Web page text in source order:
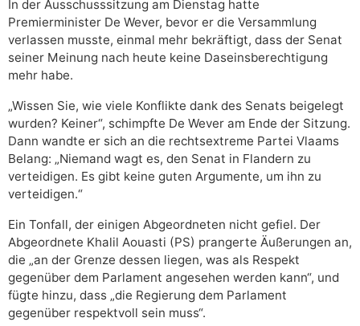
In der Ausschusssitzung am Dienstag hatte
Premierminister De Wever, bevor er die Versammlung
verlassen musste, einmal mehr bekräftigt, dass der Senat
seiner Meinung nach heute keine Daseinsberechtigung
mehr habe.
„Wissen Sie, wie viele Konflikte dank des Senats beigelegt
wurden? Keiner“, schimpfte De Wever am Ende der Sitzung.
Dann wandte er sich an die rechtsextreme Partei Vlaams
Belang: „Niemand wagt es, den Senat in Flandern zu
verteidigen. Es gibt keine guten Argumente, um ihn zu
verteidigen.“
Ein Tonfall, der einigen Abgeordneten nicht gefiel. Der
Abgeordnete Khalil Aouasti (PS) prangerte Äußerungen an,
die „an der Grenze dessen liegen, was als Respekt
gegenüber dem Parlament angesehen werden kann“, und
fügte hinzu, dass „die Regierung dem Parlament
gegenüber respektvoll sein muss“.